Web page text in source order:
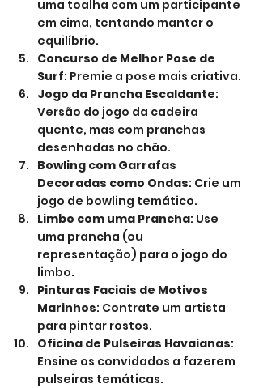
uma toalha com um participante
em cima, tentando manter o
equilíbrio.
Concurso de Melhor Pose de
Surf: Premie a pose mais criativa.
Jogo da Prancha Escaldante:
Versão do jogo da cadeira
quente, mas com pranchas
desenhadas no chão.
Bowling com Garrafas
Decoradas como Ondas: Crie um
jogo de bowling temático.
Limbo com uma Prancha: Use
uma prancha (ou
representação) para o jogo do
limbo.
Pinturas Faciais de Motivos
Marinhos: Contrate um artista
para pintar rostos.
Oficina de Pulseiras Havaianas:
Ensine os convidados a fazerem
pulseiras temáticas.